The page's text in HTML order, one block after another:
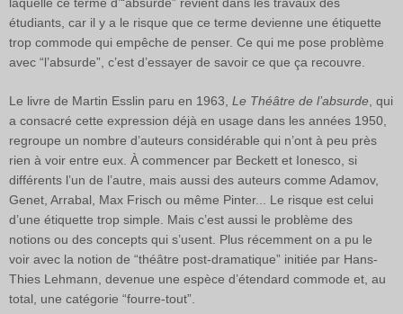
étudiants, car il y a le risque que ce terme devienne une étiquette
trop commode qui empêche de penser. Ce qui me pose problème
avec “l’absurde”, c’est d’essayer de savoir ce que ça recouvre.
Le livre de Martin Esslin paru en 1963, Le Théâtre de l’absurde , qui
a consacré cette expression déjà en usage dans les années 1950,
regroupe un nombre d’auteurs considérable qui n’ont à peu près
rien à voir entre eux. À commencer par Beckett et Ionesco, si
différents l’un de l’autre, mais aussi des auteurs comme Adamov,
Genet, Arrabal, Max Frisch ou même Pinter... Le risque est celui
d’une étiquette trop simple. Mais c’est aussi le problème des
notions ou des concepts qui s’usent. Plus récemment on a pu le
voir avec la notion de “théâtre post-dramatique” initiée par Hans-
Thies Lehmann, devenue une espèce d’étendard commode et, au
total, une catégorie “fourre-tout”.